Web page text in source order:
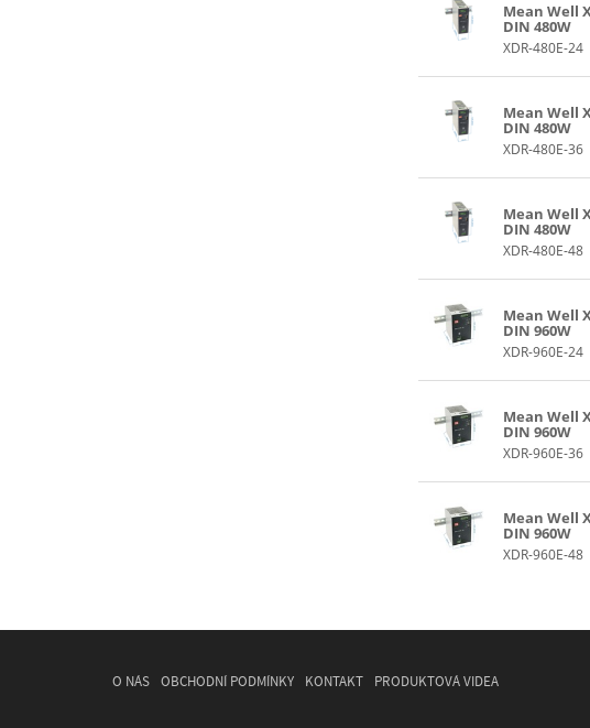
Mean Well
DIN 480W
XDR-480E-24
Mean Well
DIN 480W
XDR-480E-36
Mean Well
DIN 480W
XDR-480E-48
Mean Well
DIN 960W
XDR-960E-24
Mean Well
DIN 960W
XDR-960E-36
Mean Well
DIN 960W
XDR-960E-48
O NÁS OBCHODNÍ PODMÍNKY KONTAKT PRODUKTOVÁ VIDEA